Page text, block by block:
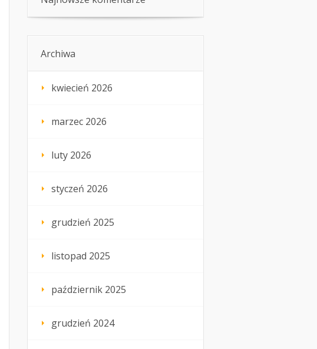
Archiwa
kwiecień 2026
marzec 2026
luty 2026
styczeń 2026
grudzień 2025
listopad 2025
październik 2025
grudzień 2024